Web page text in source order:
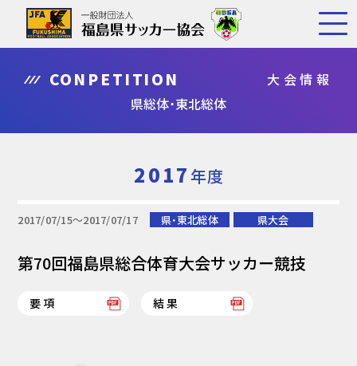
CONPETITION
大会情報
県総体・東北総体
2017年度
2017/07/15〜2017/07/17 県・東北総体 県大会
第70回福島県総合体育大会サッカー競技
要項 結果